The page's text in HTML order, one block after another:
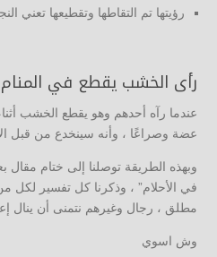
رؤيتها تم التقاطها وتقطيعها تعني
رأى الخشب يقطع في المنام
عندما رآه أحدهم وهو يقطع الخشب
عضة وصراعًا ، وأنه سينخدع من قبل
وبهذه الطريقة توصلنا إلى ختام مقال
في الأحلام” ، وذكرنا كل تفسير لكل
مطلق ، رجال وغيرهم نتمنى أن ينال
وش اسوي